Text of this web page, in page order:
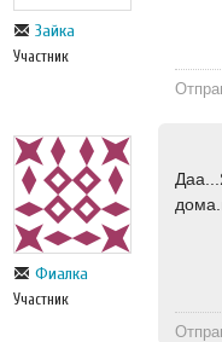
Зайка
Участник
Фиалка
Участник